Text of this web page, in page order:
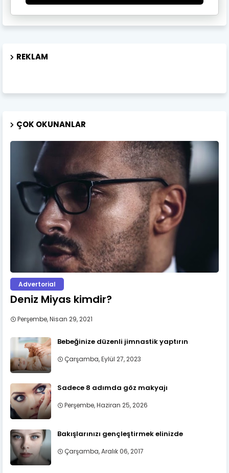
REKLAM
ÇOK OKUNANLAR
Advertorial
Deniz Miyas kimdir?
Perşembe, Nisan 29, 2021
Bebeğinize düzenli jimnastik yaptırın
Çarşamba, Eylül 27, 2023
Sadece 8 adımda göz makyajı
Perşembe, Haziran 25, 2026
Bakışlarınızı gençleştirmek elinizde
Çarşamba, Aralık 06, 2017